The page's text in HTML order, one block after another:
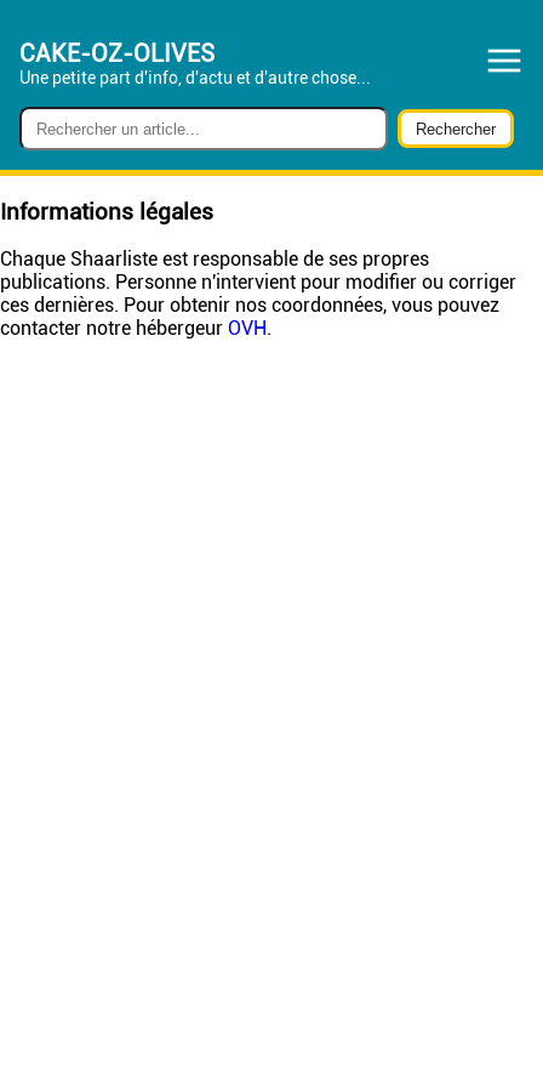
CAKE-OZ-OLIVES
Une petite part d'info, d'actu et d'autre chose...
Informations légales
Chaque Shaarliste est responsable de ses propres
publications. Personne n'intervient pour modifier ou corriger
ces dernières. Pour obtenir nos coordonnées, vous pouvez
contacter notre hébergeur OVH.